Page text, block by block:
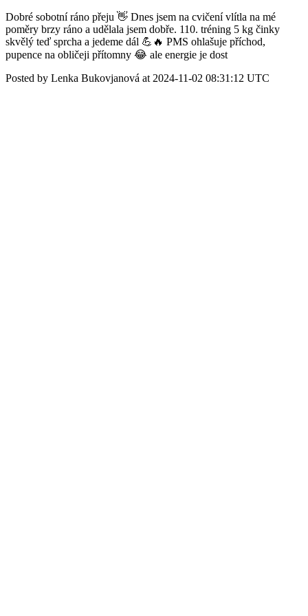
Dobré sobotní ráno přeju 👋 Dnes jsem na cvičení vlítla na mé
poměry brzy ráno a udělala jsem dobře. 110. tréning 5 kg činky
skvělý teď sprcha a jedeme dál 💪🔥 PMS ohlašuje příchod,
pupence na obličeji přítomny 😂 ale energie je dost
Posted by Lenka Bukovjanová at 2024-11-02 08:31:12 UTC